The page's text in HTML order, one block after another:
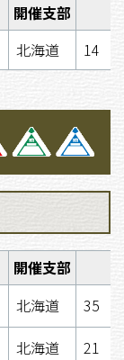
開催支部
北海道 14
開催支部
北海道
35
北海道
21